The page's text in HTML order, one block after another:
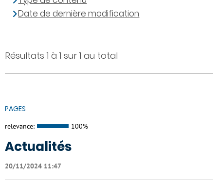
Résultats 1 à 1 sur 1 au total
PAGES
relevance: 100%
Actualités
20/11/2024 11:47
Date de dernière modification